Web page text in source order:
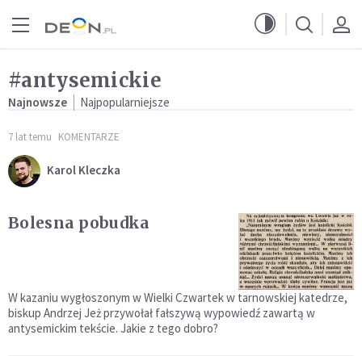
#antysemickie
Najnowsze Najpopularniejsze
7 lat temu KOMENTARZE
Karol Kleczka
Bolesna pobudka
W kazaniu wygłoszonym w Wielki Czwartek w tarnowskiej katedrze,
biskup Andrzej Jeż przywołał fałszywą wypowiedź zawartą w
antysemickim tekście. Jakie z tego dobro?